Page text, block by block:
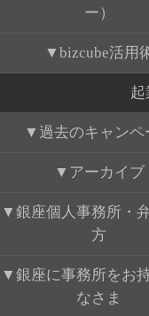
ー）
bizcube活用
起
過去のキャンペ
アーカイブ
銀座個人事務所・
方
銀座に事務所をお
なさま